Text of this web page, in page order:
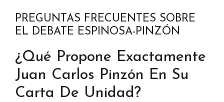
PREGUNTAS FRECUENTES SOBRE
EL DEBATE ESPINOSA-PINZÓN
¿Qué Propone Exactamente
Juan Carlos Pinzón En Su
Carta De Unidad?